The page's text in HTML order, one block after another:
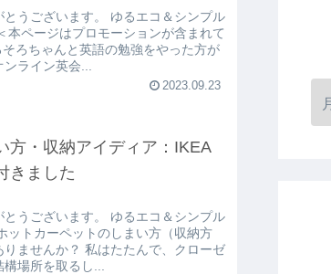
うございます。 ゆるエコ＆シンプル
本ページはプロモーションが含まれて
ろちゃんと英語の勉強をやった方が
ライン英会...
2023.09.23
方・収納アイディア：IKEA
きました
うございます。 ゆるエコ＆シンプル
ットカーペットのしまい方（収納方
ませんか？ 私はたたんで、クローゼ
場所を取るし...